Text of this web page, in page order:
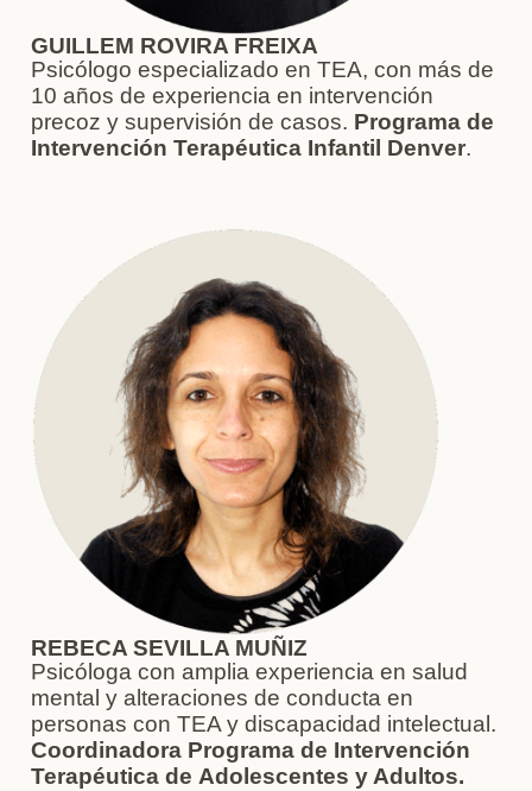
GUILLEM ROVIRA FREIXA
Psicólogo especializado en TEA, con más de
10 años de experiencia en intervención
precoz y supervisión de casos. Programa de
Intervención Terapéutica Infantil Denver.
REBECA SEVILLA MUÑIZ
Psicóloga con amplia experiencia en salud
mental y alteraciones de conducta en
personas con TEA y discapacidad intelectual.
Coordinadora Programa de Intervención
Terapéutica de Adolescentes y Adultos.